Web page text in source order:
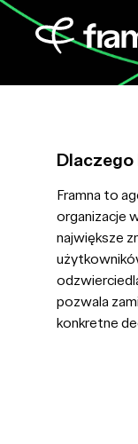
Dlaczego
Framna to
organizacje
największe
pozwala
konkretne